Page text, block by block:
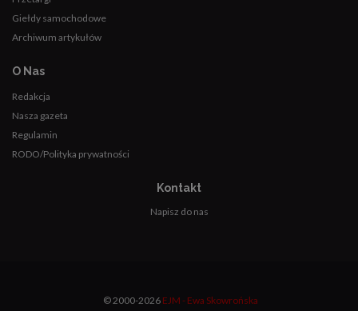
Giełdy samochodowe
Archiwum artykułów
O Nas
Redakcja
Nasza gazeta
Regulamin
RODO/Polityka prywatności
Kontakt
Napisz do nas
© 2000-2026 EJM - Ewa Skowrońska